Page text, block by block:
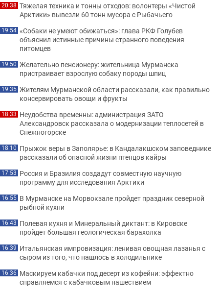
20:38 Тяжелая техника и тонны отходов: волонтеры «Чистой
Арктики» вывезли 60 тонн мусора с Рыбачьего
19:54 «Собаки не умеют обижаться»: глава РКФ Голубев
объяснил истинные причины странного поведения
питомцев
19:50 Желательно пенсионеру: жительница Мурманска
пристраивает взрослую собаку породы шпиц
19:35 Жителям Мурманской области рассказали, как правильно
консервировать овощи и фрукты
18:33 Неудобства временны: администрация ЗАТО
Александровск рассказала о модернизации теплосетей в
Снежногорске
18:10 Прыжок веры в Заполярье: в Кандалакшском заповеднике
рассказали об опасной жизни птенцов кайры
17:53 Россия и Бразилия создадут совместную научную
программу для исследования Арктики
16:55 В Мурманске на Морвокзале пройдет праздник северной
рыбной кухни
16:43 Полевая кухня и Минеральный диктант: в Кировске
пройдет большая геологическая барахолка
16:39 Итальянская импровизация: ленивая овощная лазанья с
сыром из того, что нашлось в холодильнике
16:36 Маскируем кабачки под десерт из кофейни: эффектно
справляемся с кабачковым нашествием